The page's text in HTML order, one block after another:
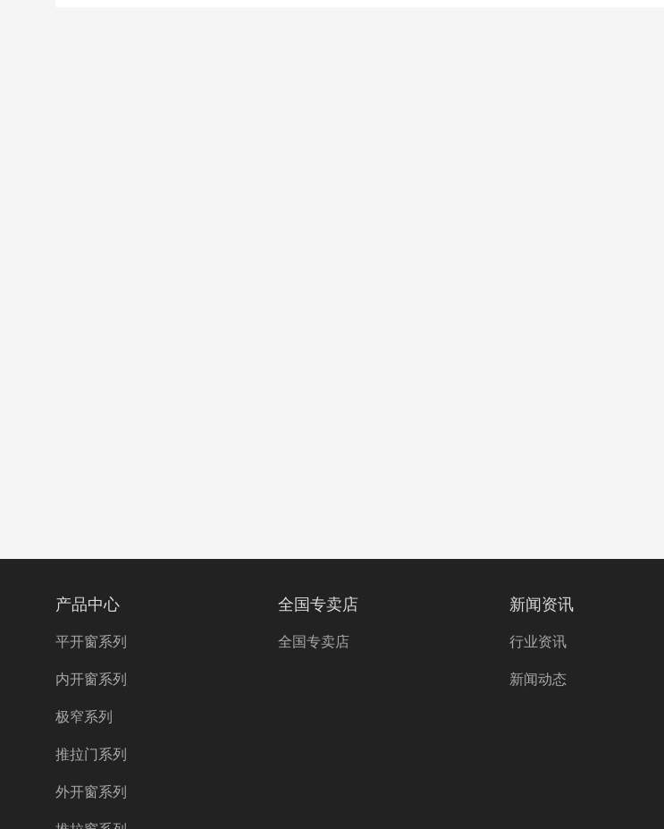
产品中心
平开窗系列
内开窗系列
极窄系列
推拉门系列
外开窗系列
全国专卖店
全国专卖店
新闻资讯
行业资讯
新闻动态